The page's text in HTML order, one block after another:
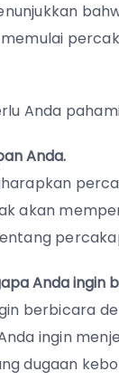
Anda
Anda.
akan
Anda ingin
berbicara
ingin
dugaan